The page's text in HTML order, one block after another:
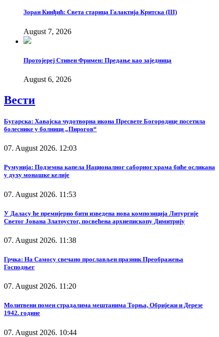
Зоран Кинђић: Света старица Галактија Критска (III)
August 7, 2026
Протојереј Стивен Фримен: Предање као заједница
August 6, 2026
Вести
Бугарска: Хавајска чудотворна икона Пресвете Богородице посетила
болеснике у болници „Пирогов“
07. August 2026. 12:03
Румунија: Подземна капела Националног саборног храма биће осликана
у духу монашке келије
07. August 2026. 11:53
У Даласу ће премијерно бити изведена нова композиција Литургије
Светог Јована Златоустог, посвећена архиепископу Димитрију
07. August 2026. 11:38
Грчка: На Самосу свечано прослављен празник Преображења
Господњег
07. August 2026. 11:20
Молитвени помен страдалима мештанима Торња, Обријежи и Дерезе
1942. године
07. August 2026. 10:44